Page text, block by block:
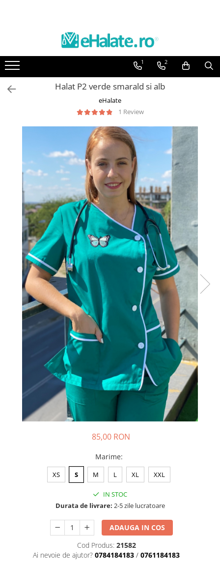
Toate Produsele
Bluze Unisex
Costume Unisex
Bluze unisex cu imprimeuri
Bluze medicale uni
Halate medicale
Halate Bianca
Bluze Maria
Halate medicale femei
Halate medicale barbati
Halate medicale P2 cu fluturas
Halate medicale cu nasturi
Halate medicale cu fermoar
Halate medicale polar - unisex
Halate medicale albe
Fuste, Sarafane
Sarafane Mira
Sarafane medicale
Veste, Jachete
Veste de lucru
Jachete de lucru
Articole din Polar
Halate medicale polar - unisex
Tricouri de lucru
Saboti medicali
1 2
Halat P2 verde smarald si alb
eHalate
1 Review
85,00 RON
Marime:
XS S M L XL XXL
IN STOC
Durata de livrare: 2-5 zile lucratoare
ADAUGA IN COS
Cod Produs: 21582
Ai nevoie de ajutor? 0784184183 / 0761184183